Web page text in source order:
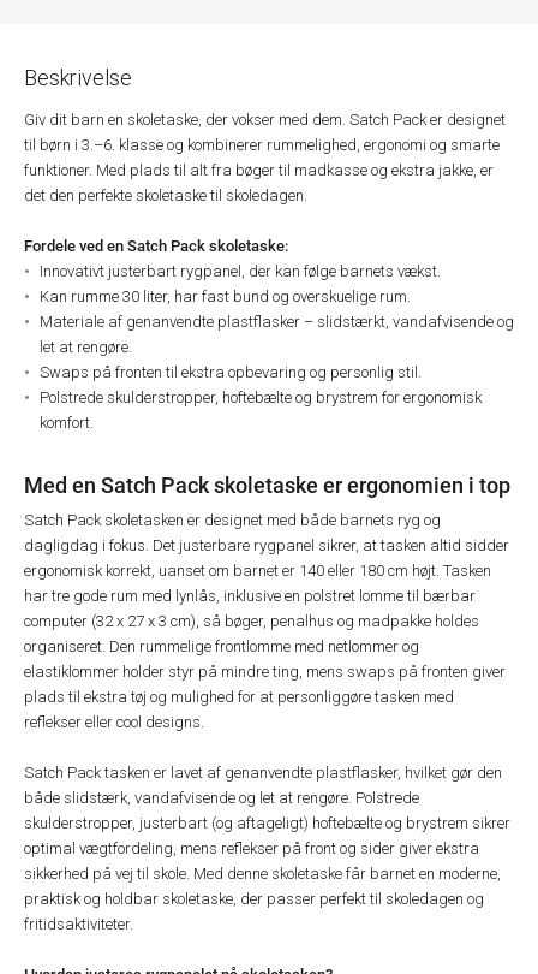
Beskrivelse
Giv dit barn en skoletaske, der vokser med dem. Satch Pack er designet
til børn i 3.–6. klasse og kombinerer rummelighed, ergonomi og smarte
funktioner. Med plads til alt fra bøger til madkasse og ekstra jakke, er
det den perfekte skoletaske til skoledagen.
Fordele ved en Satch Pack skoletaske:
Innovativt justerbart rygpanel, der kan følge barnets vækst.
Kan rumme 30 liter, har fast bund og overskuelige rum.
Materiale af genanvendte plastflasker – slidstærkt, vandafvisende og
let at rengøre.
Swaps på fronten til ekstra opbevaring og personlig stil.
Polstrede skulderstropper, hoftebælte og brystrem for ergonomisk
komfort.
Med en Satch Pack skoletaske er ergonomien i top
Satch Pack skoletasken er designet med både barnets ryg og
dagligdag i fokus. Det justerbare rygpanel sikrer, at tasken altid sidder
ergonomisk korrekt, uanset om barnet er 140 eller 180 cm højt. Tasken
har tre gode rum med lynlås, inklusive en polstret lomme til bærbar
computer (32 x 27 x 3 cm), så bøger, penalhus og madpakke holdes
organiseret. Den rummelige frontlomme med netlommer og
elastiklommer holder styr på mindre ting, mens swaps på fronten giver
plads til ekstra tøj og mulighed for at personliggøre tasken med
reflekser eller cool designs.
Satch Pack tasken er lavet af genanvendte plastflasker, hvilket gør den
både slidstærk, vandafvisende og let at rengøre. Polstrede
skulderstropper, justerbart (og aftageligt) hoftebælte og brystrem sikrer
optimal vægtfordeling, mens reflekser på front og sider giver ekstra
sikkerhed på vej til skole. Med denne skoletaske får barnet en moderne,
praktisk og holdbar skoletaske, der passer perfekt til skoledagen og
fritidsaktiviteter.